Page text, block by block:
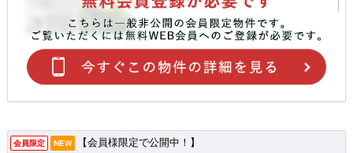
会員限定 NEW 【会員様限定で公開中！】